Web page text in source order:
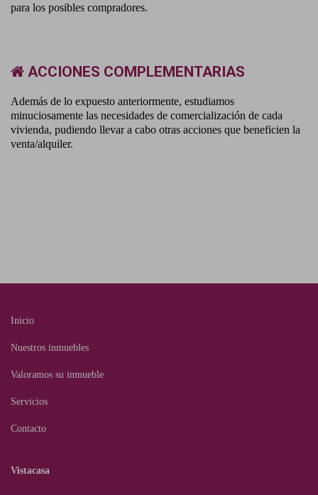
para los posibles compradores.
ACCIONES COMPLEMENTARIAS
Además de lo expuesto anteriormente, estudiamos
minuciosamente las necesidades de comercialización de cada
vivienda, pudiendo llevar a cabo otras acciones que beneficien la
venta/alquiler.
Inicio
Nuestros inmuebles
Valoramos su inmueble
Servicios
Contacto
Vistacasa